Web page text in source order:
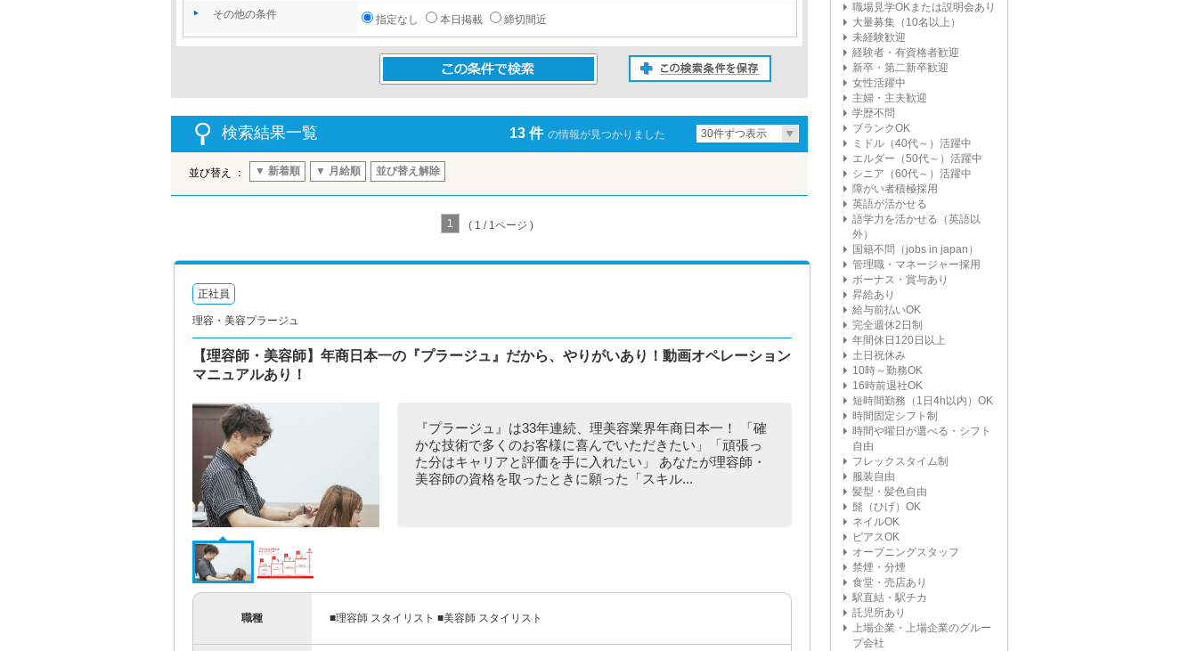
その他の条件 指定なし 本日掲載 締切間近
検索結果一覧 13 件 の情報が見つかりました 30件ずつ表示
並び替え ： ▼ 新着順 ▼ 月給順 並び替え解除
1 ( 1 / 1ページ )
正社員
理容・美容プラージュ
【理容師・美容師】年商日本一の『プラージュ』だから、やりがいあり！動画オペレーション
マニュアルあり！
『プラージュ』は33年連続、理美容業界年商日本一！ 「確
かな技術で多くのお客様に喜んでいただきたい」「頑張っ
た分はキャリアと評価を手に入れたい」 あなたが理容師・
美容師の資格を取ったときに願った「スキル...
職種 ■理容師 スタイリスト ■美容師 スタイリスト
職場見学OKまたは説明会あり
大量募集（10名以上）
未経験歓迎
経験者・有資格者歓迎
新卒・第二新卒歓迎
女性活躍中
主婦・主夫歓迎
学歴不問
ブランクOK
ミドル（40代～）活躍中
エルダー（50代～）活躍中
シニア（60代～）活躍中
障がい者積極採用
英語が活かせる
語学力を活かせる（英語以
外）
国籍不問（jobs in japan）
管理職・マネージャー採用
ボーナス・賞与あり
昇給あり
給与前払いOK
完全週休2日制
年間休日120日以上
土日祝休み
10時～勤務OK
16時前退社OK
短時間勤務（1日4h以内）OK
時間固定シフト制
時間や曜日が選べる・シフト
自由
フレックスタイム制
服装自由
髪型・髪色自由
髭（ひげ）OK
ネイルOK
ピアスOK
オープニングスタッフ
禁煙・分煙
食堂・売店あり
駅直結・駅チカ
託児所あり
上場企業・上場企業のグルー
プ会社